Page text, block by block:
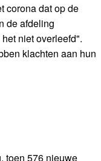
corona dat op de
de afdeling
niet overleefd".
klachten aan hun
toen 576 nieuwe